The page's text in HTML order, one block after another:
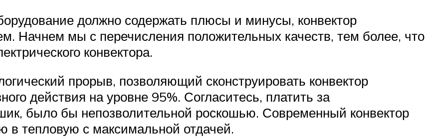
должно содержать плюсы и минусы, конвектор
Начнем мы с перечисления положительных качеств, тем более, что
конвектора.
прорыв, позволяющий сконструировать конвектор
действия на уровне 95%. Согласитесь, платить за
было бы непозволительной роскошью. Современный конвектор
в тепловую с максимальной отдачей.